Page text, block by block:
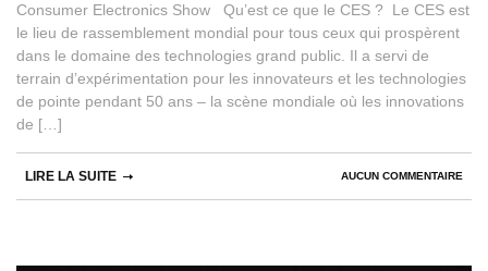
Consumer Electronics Show Qu’est ce que le CES ? Le CES est
le lieu de rassemblement mondial pour tous ceux qui prospèrent
dans le domaine des technologies grand public. Il a servi de
terrain d’expérimentation pour les innovateurs et les technologies
de pointe pendant 50 ans – la scène mondiale où les innovations
de […]
AUCUN COMMENTAIRE
LIRE LA SUITE